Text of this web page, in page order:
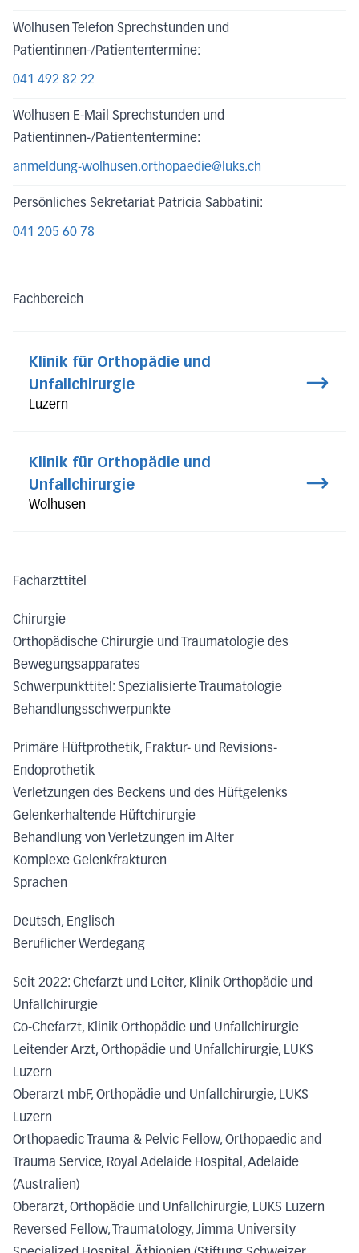
Wolhusen Telefon Sprechstunden und
Patientinnen-/Patiententermine:
041 492 82 22
Wolhusen E-Mail Sprechstunden und
Patientinnen-/Patiententermine:
anmeldung-wolhusen.orthopaedie@luks.ch
Persönliches Sekretariat Patricia Sabbatini:
041 205 60 78
Fachbereich
Klinik für Orthopädie und
Unfallchirurgie
Luzern
Klinik für Orthopädie und
Unfallchirurgie
Wolhusen
Facharzttitel
Chirurgie
Orthopädische Chirurgie und Traumatologie des
Bewegungsapparates
Schwerpunkttitel: Spezialisierte Traumatologie
Behandlungsschwerpunkte
Primäre Hüftprothetik, Fraktur- und Revisions-
Endoprothetik
Verletzungen des Beckens und des Hüftgelenks
Gelenkerhaltende Hüftchirurgie
Behandlung von Verletzungen im Alter
Komplexe Gelenkfrakturen
Sprachen
Deutsch, Englisch
Beruflicher Werdegang
Seit 2022: Chefarzt und Leiter, Klinik Orthopädie und
Unfallchirurgie
Co-Chefarzt, Klinik Orthopädie und Unfallchirurgie
Leitender Arzt, Orthopädie und Unfallchirurgie, LUKS
Luzern
Oberarzt mbF, Orthopädie und Unfallchirurgie, LUKS
Luzern
Orthopaedic Trauma & Pelvic Fellow, Orthopaedic and
Trauma Service, Royal Adelaide Hospital, Adelaide
(Australien)
Oberarzt, Orthopädie und Unfallchirurgie, LUKS Luzern
Reversed Fellow, Traumatology, Jimma University